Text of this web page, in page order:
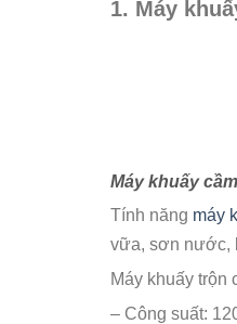
1. Máy
Máy khuấy
Tính năng máy
vữa, sơn nước,
Máy khuấy trộn
– Công suất: